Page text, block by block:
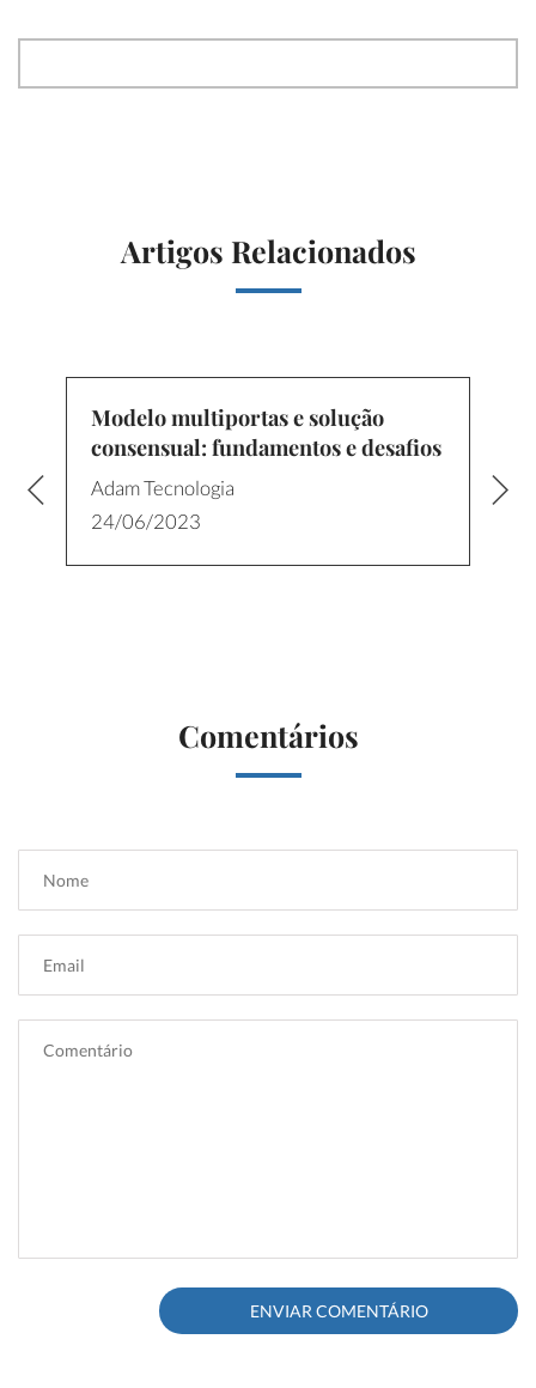
Artigos Relacionados
Modelo multiportas e solução
consensual: fundamentos e desafios
Adam Tecnologia
24/06/2023
Comentários